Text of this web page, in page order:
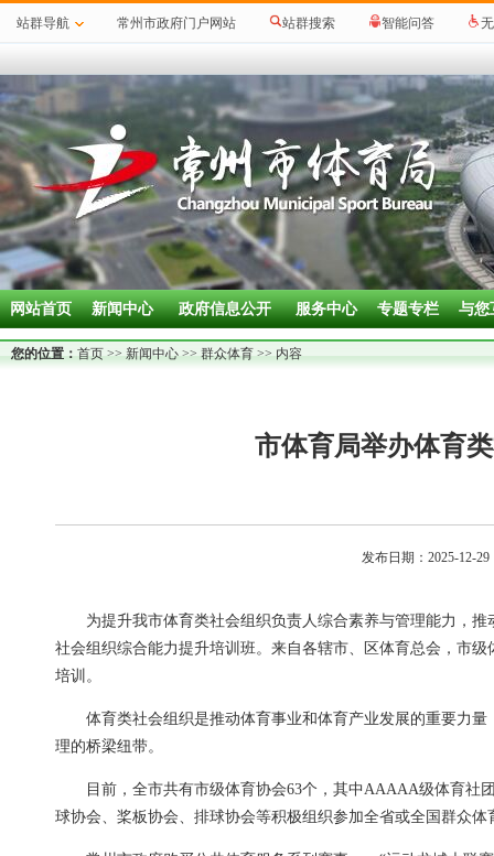
站群导航 常州市政府门户网站 站群搜索 智能问答
网站首页 新闻中心 政府信息公开 服务中心 专题专栏 与您
您的位置： 首页 >> 新闻中心 >> 群众体育 >> 内容
市体育局举办体育
发布日期：2025-12-
为提升我市体育类社会组织负责人综合素养与管理能力，
社会组织综合能力提升培训班。来自各辖市、区体育总会，市
培训。
体育类社会组织是推动体育事业和体育产业发展的重要力
理的桥梁纽带。
目前，全市共有市级体育协会63个，其中AAAAA级体育社
球协会、桨板协会、排球协会等积极组织参加全省或全国群众